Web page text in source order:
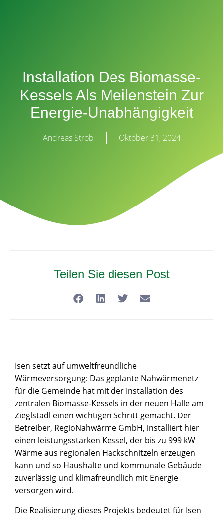
Installation Des Biomasse-
Kessels Als Meilenstein Zur
Energie-Unabhängigkeit
Andreas Strob Oktober 31, 2024
Teilen Sie diesen Post
Isen setzt auf umweltfreundliche
Wärmeversorgung: Das geplante Nahwärmenetz
für die Gemeinde hat mit der Installation des
zentralen Biomasse-Kessels in der neuen Halle am
Zieglstadl einen wichtigen Schritt gemacht. Der
Betreiber, RegioNahwärme GmbH, installiert hier
einen leistungsstarken Kessel, der bis zu 999 kW
Wärme aus regionalen Hackschnitzeln erzeugen
kann und so Haushalte und kommunale Gebäude
zuverlässig und klimafreundlich mit Energie
versorgen wird.
Die Realisierung dieses Projekts bedeutet für Isen